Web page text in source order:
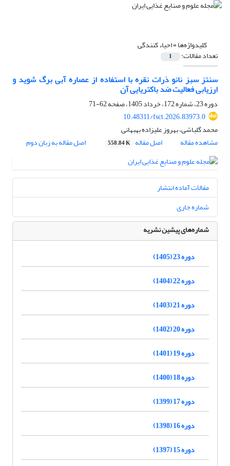
کلیدواژه‌ها =احیاء کنندگی
تعداد مقالات: 1
سنتز سبز نانو ذرات نقره با استفاده از عصاره آبی برگ شوید و
ارزیابی فعالیت ضد باکتریایی آن
دوره 23، شماره 172، خرداد 1405، صفحه
62-71
10.48311/fsct.2026.83973.0
محمد گلباشی، بهروز علیزاده بهبهانی
مشاهده مقاله
اصل مقاله 558.84 K اصل مقاله به زبان دوم
مقالات آماده انتشار
شماره جاری
شماره‌های پیشین نشریه
دوره 23 (1405)
دوره 22 (1404)
دوره 21 (1403)
دوره 20 (1402)
دوره 19 (1401)
دوره 18 (1400)
دوره 17 (1399)
دوره 16 (1398)
دوره 15 (1397)